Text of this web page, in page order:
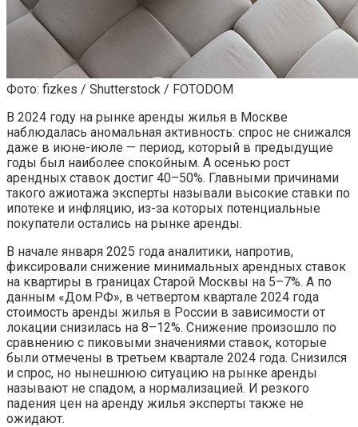
Фото: fizkes / Shutterstock / FOTODOM
В 2024 году на рынке аренды жилья в Москве
наблюдалась аномальная активность: спрос не снижался
даже в июне-июле — период, который в предыдущие
годы был наиболее спокойным. А осенью рост
арендных ставок достиг 40–50%. Главными причинами
такого ажиотажа эксперты называли высокие ставки по
ипотеке и инфляцию, из-за которых потенциальные
покупатели остались на рынке аренды.
В начале января 2025 года аналитики, напротив,
фиксировали снижение минимальных арендных ставок
на квартиры в границах Старой Москвы на 5–7%. А по
данным «Дом.РФ», в четвертом квартале 2024 года
стоимость аренды жилья в России в зависимости от
локации снизилась на 8–12%. Снижение произошло по
сравнению с пиковыми значениями ставок, которые
были отмечены в третьем квартале 2024 года. Снизился
и спрос, но нынешнюю ситуацию на рынке аренды
называют не спадом, а нормализацией. И резкого
падения цен на аренду жилья эксперты также не
ожидают.